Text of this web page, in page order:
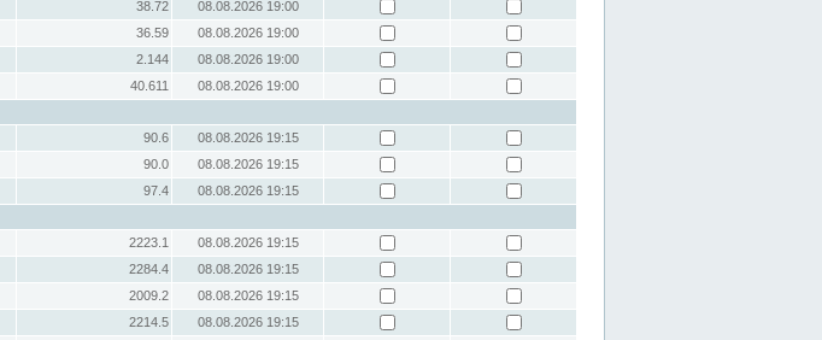
38.72
08.08.2026 19:00
36.59
08.08.2026 19:00
2.144
08.08.2026 19:00
40.611
08.08.2026 19:00
90.6
08.08.2026 19:15
90.0
08.08.2026 19:15
97.4
08.08.2026 19:15
2223.1
08.08.2026 19:15
2284.4
08.08.2026 19:15
2009.2
08.08.2026 19:15
2214.5
08.08.2026 19:15